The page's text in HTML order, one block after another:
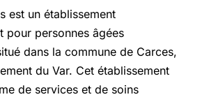
est un établissement
pour personnes âgées
dans la commune de Carces,
du Var. Cet établissement
de services et de soins